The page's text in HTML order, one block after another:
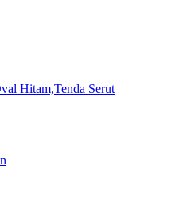
Hitam,Tenda Serut